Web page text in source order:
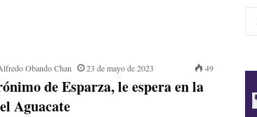
Obando Chan 23 de mayo de 2023 49
de Esparza, le espera en la
Aguacate